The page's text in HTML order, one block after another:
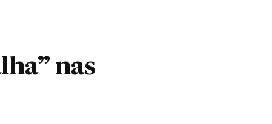
nas